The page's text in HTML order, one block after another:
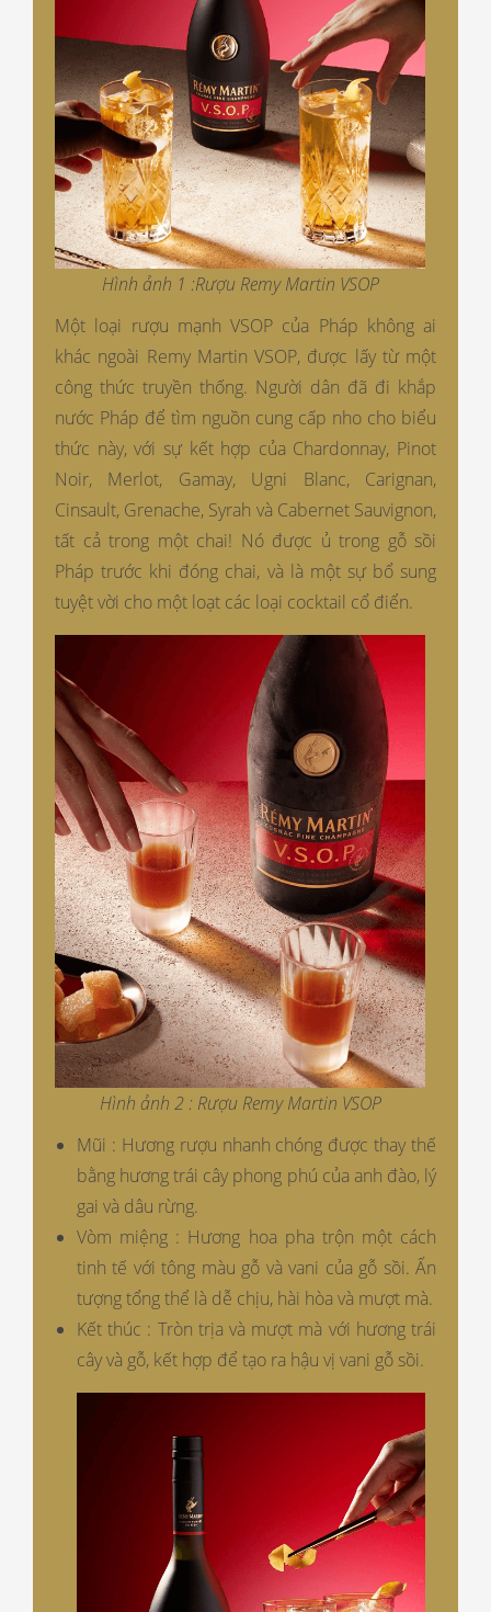
Hình ảnh 1 :Rượu Remy Martin VSOP
Một loại rượu mạnh VSOP của Pháp không ai
khác ngoài Remy Martin VSOP, được lấy từ một
công thức truyền thống. Người dân đã đi khắp
nước Pháp để tìm nguồn cung cấp nho cho biểu
thức này, với sự kết hợp của Chardonnay, Pinot
Noir, Merlot, Gamay, Ugni Blanc, Carignan,
Cinsault, Grenache, Syrah và Cabernet Sauvignon,
tất cả trong một chai! Nó được ủ trong gỗ sồi
Pháp trước khi đóng chai, và là một sự bổ sung
tuyệt vời cho một loạt các loại cocktail cổ điển.
Hình ảnh 2 : Rượu Remy Martin VSOP
Mũi : Hương rượu nhanh chóng được thay thế
bằng hương trái cây phong phú của anh đào, lý
gai và dâu rừng.
Vòm miệng : Hương hoa pha trộn một cách
tinh tế với tông màu gỗ và vani của gỗ sồi. Ấn
tượng tổng thể là dễ chịu, hài hòa và mượt mà.
Kết thúc : Tròn trịa và mượt mà với hương trái
cây và gỗ, kết hợp để tạo ra hậu vị vani gỗ sồi.